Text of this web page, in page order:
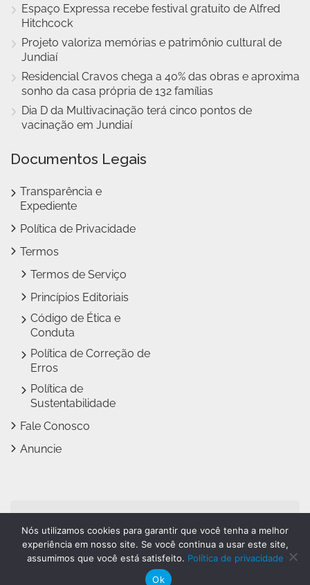
Espaço Expressa recebe festival gratuito de Alfred
Hitchcock
Projeto valoriza memórias e patrimônio cultural de
Jundiaí
Residencial Cravos chega a 40% das obras e aproxima
sonho da casa própria de 132 famílias
Dia D da Multivacinação terá cinco pontos de
vacinação em Jundiaí
Documentos Legais
Transparência e
Expediente
Política de Privacidade
Termos
Termos de Serviço
Princípios Editoriais
Código de Ética e
Conduta
Política de Correção de
Erros
Política de
Sustentabilidade
Fale Conosco
Anuncie
Jundiaí Notícias faz parte
doGrupo Novo Dia
Nós utilizamos cookies para garantir que você tenha a melhor
experiência em nosso site. Se você continua a usar este site,
assumimos que você está satisfeito. Política de privacidade
Ok